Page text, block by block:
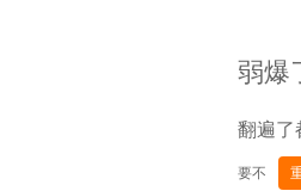
弱爆
翻遍了
要不